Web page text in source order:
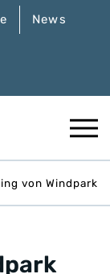
News
von Windpark